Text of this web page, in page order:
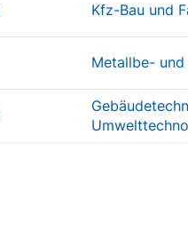
Kfz-Bau und
Metallbe-